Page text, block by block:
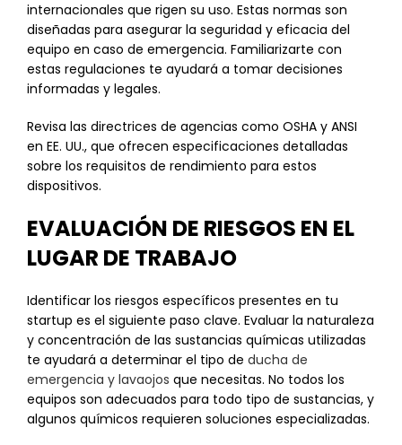
internacionales que rigen su uso. Estas normas son
diseñadas para asegurar la seguridad y eficacia del
equipo en caso de emergencia. Familiarizarte con
estas regulaciones te ayudará a tomar decisiones
informadas y legales.
Revisa las directrices de agencias como OSHA y ANSI
en EE. UU., que ofrecen especificaciones detalladas
sobre los requisitos de rendimiento para estos
dispositivos.
EVALUACIÓN DE RIESGOS EN EL
LUGAR DE TRABAJO
Identificar los riesgos específicos presentes en tu
startup es el siguiente paso clave. Evaluar la naturaleza
y concentración de las sustancias químicas utilizadas
te ayudará a determinar el tipo de ducha de
emergencia y lavaojos que necesitas. No todos los
equipos son adecuados para todo tipo de sustancias, y
algunos químicos requieren soluciones especializadas.